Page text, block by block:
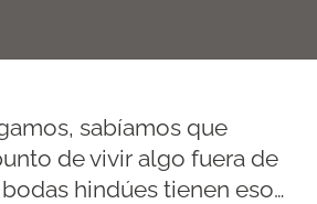
sabíamos que
de vivir algo fuera de
hindúes tienen eso…